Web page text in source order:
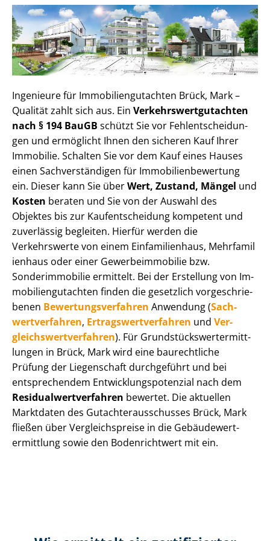
Ingenieure für Im­mo­bi­li­en­gut­ach­ten Brück, Mark –
Qualität zahlt sich aus. Ein Ver­kehrs­wert­gut­ach­ten
nach § 194 BauGB schützt Sie vor Fehl­ent­schei­dun­
gen und ermöglicht Ihnen den sicheren Kauf Ihrer
Immobilie. Schalten Sie vor dem Kauf eines Hauses
einen Sach­ver­stän­di­gen für Im­mo­bi­li­en­be­wer­tung
ein. Dieser kann Sie überWert, Zustand, Mängel und
Kosten beraten und Sie von der Auswahl des
Objektes bis zur Kauf­ent­schei­dung kompetent und
zuverlässig begleiten. Hierfür werden die
Verkehrswerte von einem Einfamilienhaus, Mehr­fa­mi­l
i­en­haus oder einer Ge­wer­be­im­mo­bi­lie bzw.
Sonderimmobilie ermittelt. Bei der Erstellung von Im­
mo­bi­li­en­gut­ach­ten finden die gesetzlich vor­ge­schrie­
be­nen Be­wer­tungs­ver­fah­ren Anwendung (Sach­
wert­ver­fah­ren, Er­trags­wert­ver­fah­ren und Ver­
gleichs­wert­ver­fah­ren). Für Grund­stücks­wert­ermitt­
lun­gen in Brück, Mark wird eine baurechtliche
Prüfung der Liegenschaft durchgeführt und bei
entsprechendem Ent­wick­lungs­po­ten­zi­al nach dem
Re­si­du­al­wert­ver­fah­ren bewertet. Die aktuellen
Marktdaten des Gut­ach­ter­aus­schus­ses Brück, Mark
fließen über Ver­gleichs­prei­se in die Ge­bäu­de­wert­
ermitt­lung sowie den Bodenrichtwert mit ein.